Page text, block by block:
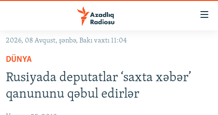
Əsas
qayıt
Əsas
naviqasiyaya
qayıt
KORRUPSIOMETR
#ƏSLINDƏ
2026, 08 Avqust, şənbə, Bakı vaxtı 11:04
DÜNYA
Rusiyada deputatlar ‘saxta xəbər’
qanununu qəbul edirlər